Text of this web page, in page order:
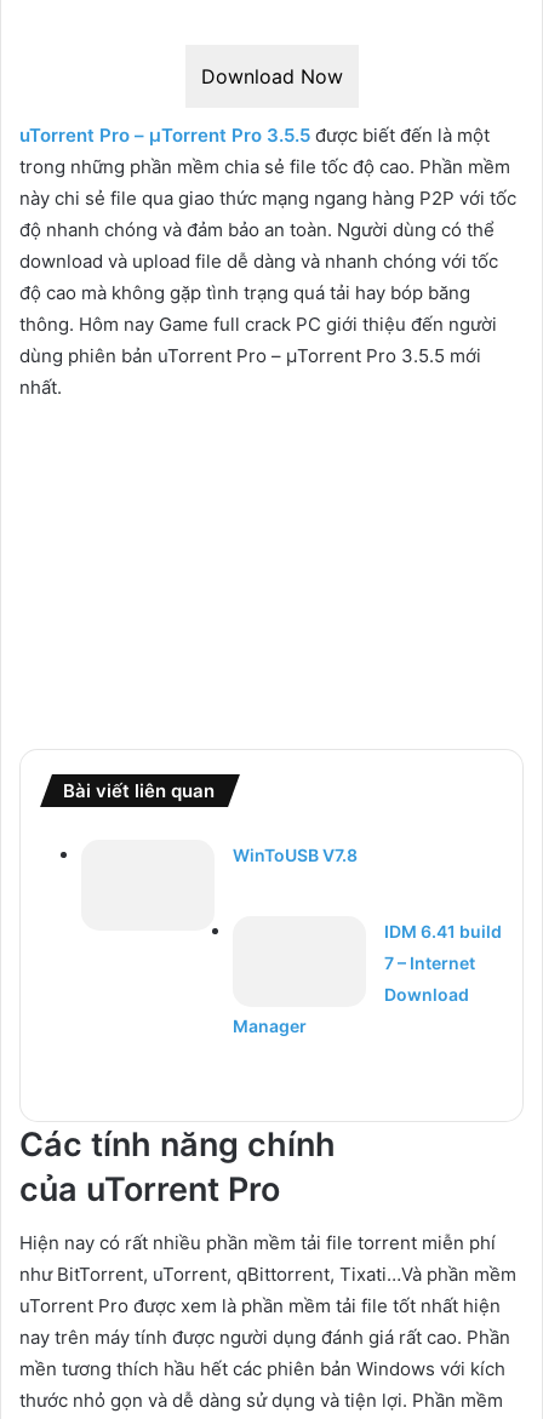
Download Now
uTorrent Pro – μTorrent Pro 3.5.5 được biết đến là một
trong những phần mềm chia sẻ file tốc độ cao. Phần mềm
này chi sẻ file qua giao thức mạng ngang hàng P2P với tốc
độ nhanh chóng và đảm bảo an toàn. Người dùng có thể
download và upload file dễ dàng và nhanh chóng với tốc
độ cao mà không gặp tình trạng quá tải hay bóp băng
thông. Hôm nay Game full crack PC giới thiệu đến người
dùng phiên bản uTorrent Pro – μTorrent Pro 3.5.5 mới
nhất.
Bài viết liên quan
WinToUSB V7.8
IDM 6.41 build
7 – Internet
Download
Manager
Các tính năng chính
của uTorrent Pro
Hiện nay có rất nhiều phần mềm tải file torrent miễn phí
như BitTorrent, uTorrent, qBittorrent, Tixati…Và phần mềm
uTorrent Pro được xem là phần mềm tải file tốt nhất hiện
nay trên máy tính được người dụng đánh giá rất cao. Phần
mền tương thích hầu hết các phiên bản Windows với kích
thước nhỏ gọn và dễ dàng sử dụng và tiện lợi. Phần mềm